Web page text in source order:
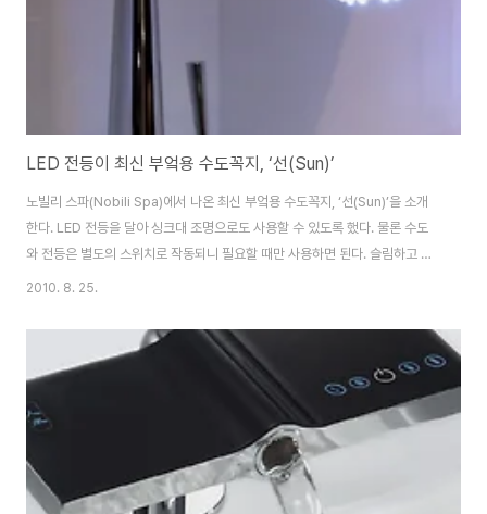
LED 전등이 최신 부엌용 수도꼭지, ‘선(Sun)’
노빌리 스파(Nobili Spa)에서 나온 최신 부엌용 수도꼭지, ‘선(Sun)’을 소개
한다. LED 전등을 달아 싱크대 조명으로도 사용할 수 있도록 했다. 물론 수도
와 전등은 별도의 스위치로 작동되니 필요할 때만 사용하면 된다. 슬림하고 우
아한 라인이 크롬 마감처리와 아주 잘 어울리는 현대적인 스타일의 디자인이
2010. 8. 25.